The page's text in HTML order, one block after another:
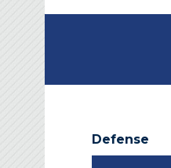
Defense